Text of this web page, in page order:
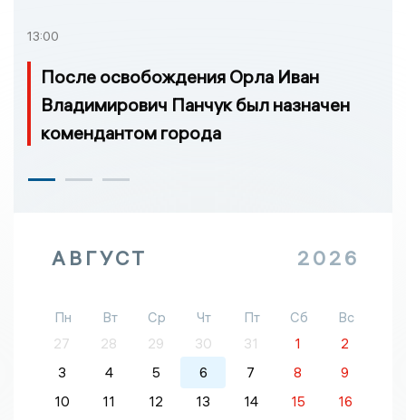
13:00
После освобождения Орла Иван
Владимирович Панчук был назначен
комендантом города
АВГУСТ 2026
Пн Вт Ср Чт Пт Сб
Вс
27
28 29 30 31 1
2
3
4 5 6 7 8
9
10
11 12 13 14 15
16